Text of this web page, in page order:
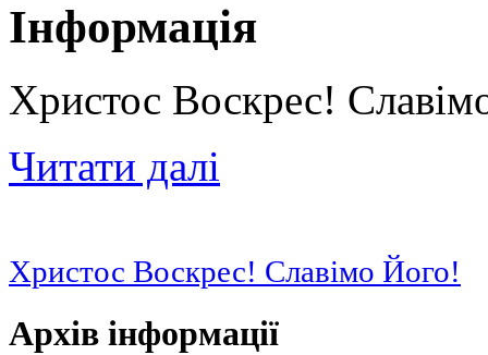
Інформація
Христос Воскрес!
Читати далі
Христос Воскрес! Славімо Його!
Архів інформації